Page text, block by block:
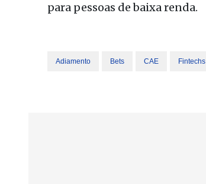
para pessoas de baixa renda.
Adiamento Bets CAE Fintechs